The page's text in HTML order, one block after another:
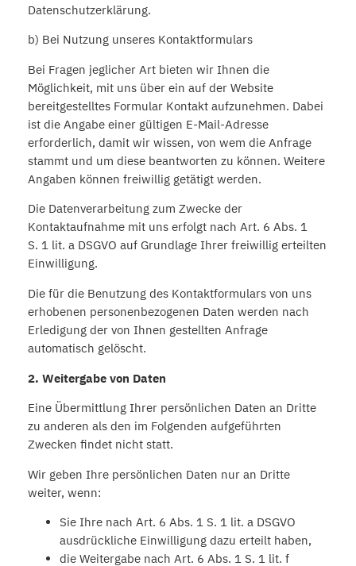
Datenschutzerklärung.
b) Bei Nutzung unseres Kontaktformulars
Bei Fragen jeglicher Art bieten wir Ihnen die
Möglichkeit, mit uns über ein auf der Website
bereitgestelltes Formular Kontakt aufzunehmen. Dabei
ist die Angabe einer gültigen E-Mail-Adresse
erforderlich, damit wir wissen, von wem die Anfrage
stammt und um diese beantworten zu können. Weitere
Angaben können freiwillig getätigt werden.
Die Datenverarbeitung zum Zwecke der
Kontaktaufnahme mit uns erfolgt nach Art. 6 Abs. 1
S. 1 lit. a DSGVO auf Grundlage Ihrer freiwillig erteilten
Einwilligung.
Die für die Benutzung des Kontaktformulars von uns
erhobenen personenbezogenen Daten werden nach
Erledigung der von Ihnen gestellten Anfrage
automatisch gelöscht.
2. Weitergabe von Daten
Eine Übermittlung Ihrer persönlichen Daten an Dritte
zu anderen als den im Folgenden aufgeführten
Zwecken findet nicht statt.
Wir geben Ihre persönlichen Daten nur an Dritte
weiter, wenn:
Sie Ihre nach Art. 6 Abs. 1 S. 1 lit. a DSGVO
ausdrückliche Einwilligung dazu erteilt haben,
die Weitergabe nach Art. 6 Abs. 1 S. 1 lit. f